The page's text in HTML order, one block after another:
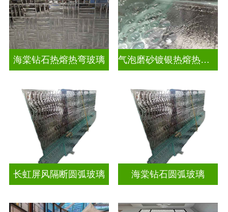
海棠钻石热熔热弯玻璃 气泡磨砂镀银热熔热弯玻璃
长虹屏风隔断圆弧玻璃 海棠钻石圆弧玻璃